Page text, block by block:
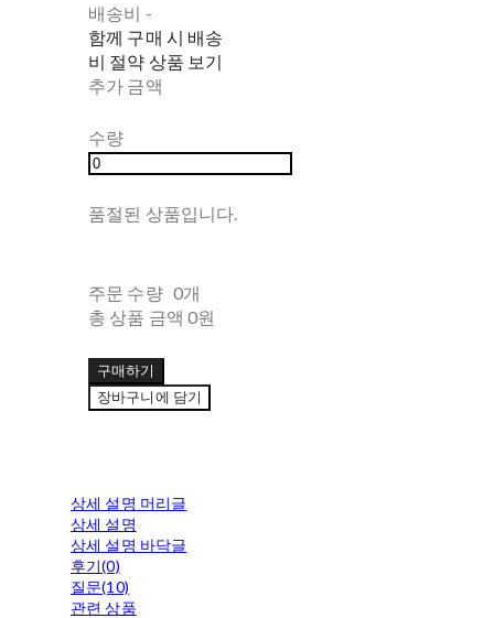
배송비 -
함께 구매 시 배송
비 절약 상품 보기
추가 금액
수량
품절된 상품입니다.
주문 수량 0개
총 상품 금액 0원
구매하기
장바구니에 담기
상세 설명 머리글
상세 설명
상세 설명 바닥글
후기(0)
질문(10)
관련 상품